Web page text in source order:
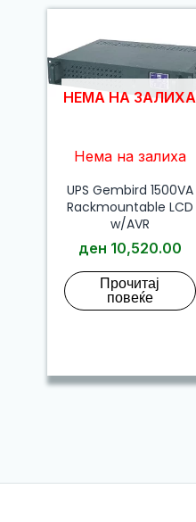
НЕМА НА ЗАЛИХА
Нема на залиха
UPS Gembird 1500VA
Rackmountable LCD
w/AVR
ден 10,520.00
Прочитај
повеќе